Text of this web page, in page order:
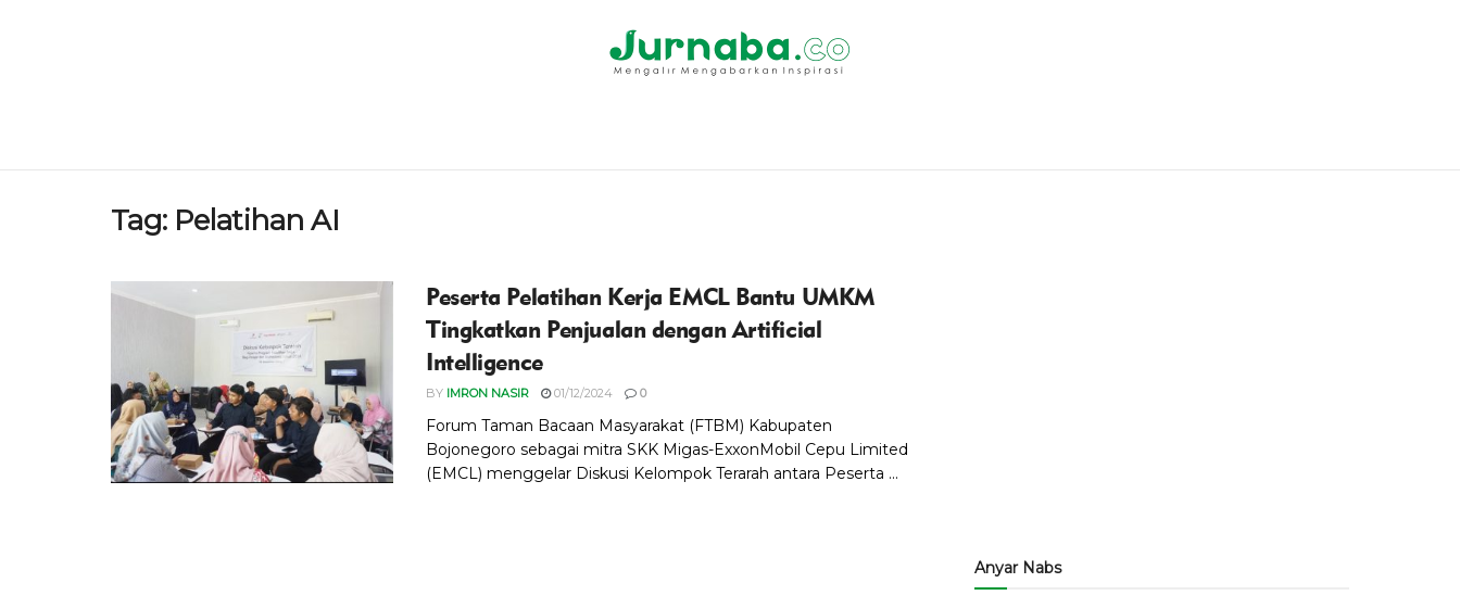
Tag: Pelatihan AI
Peserta Pelatihan Kerja EMCL Bantu UMKM
Tingkatkan Penjualan dengan Artificial
Intelligence
BY IMRON NASIR 01/12/2024 0
Forum Taman Bacaan Masyarakat (FTBM) Kabupaten
Bojonegoro sebagai mitra SKK Migas-ExxonMobil Cepu Limited
(EMCL) menggelar Diskusi Kelompok Terarah antara Peserta ...
Anyar Nabs